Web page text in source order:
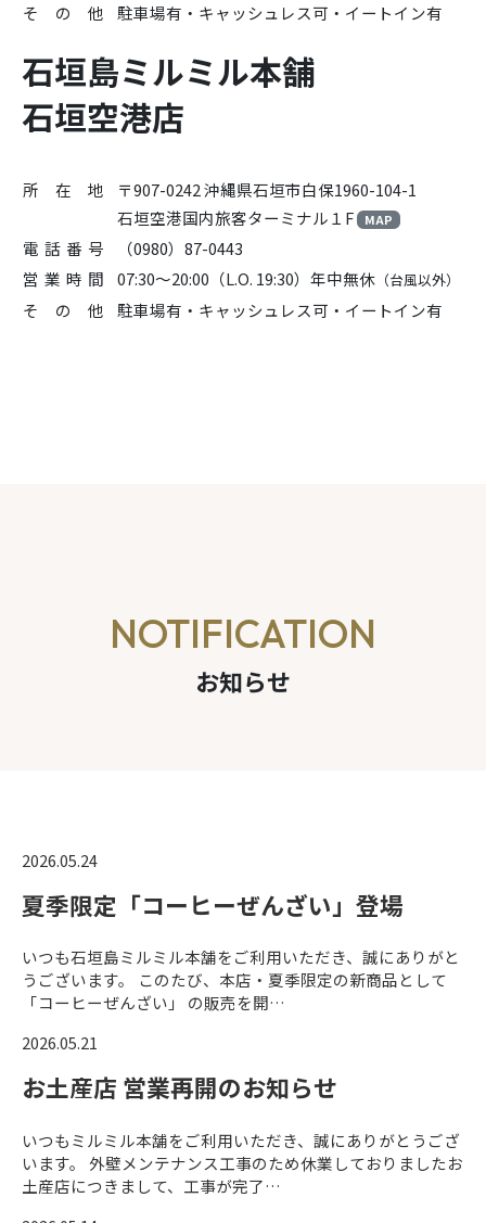
そ の 他 駐車場有・キャッシュレス可・イートイン有
石垣島ミルミル本舗
石垣空港店
所 在 地
〒907-0242 沖縄県石垣市白保1960-104-1
石垣空港国内旅客ターミナル１F
MAP
電話番号
（0980）87-0443
営業時間
07:30～20:00（L.O. 19:30） 年中無休 （台風以外）
そ の 他 駐車場有・キャッシュレス可・イートイン有
NOTIFICATION
お知らせ
2026.05.24
夏季限定「コーヒーぜんざい」登場
いつも石垣島ミルミル本舗をご利用いただき、誠にありがと
うございます。 このたび、本店・夏季限定の新商品として
「コーヒーぜんざい」 の販売を開…
2026.05.21
お土産店 営業再開のお知らせ
いつもミルミル本舗をご利用いただき、誠にありがとうござ
います。 外壁メンテナンス工事のため休業しておりましたお
土産店につきまして、工事が完了…